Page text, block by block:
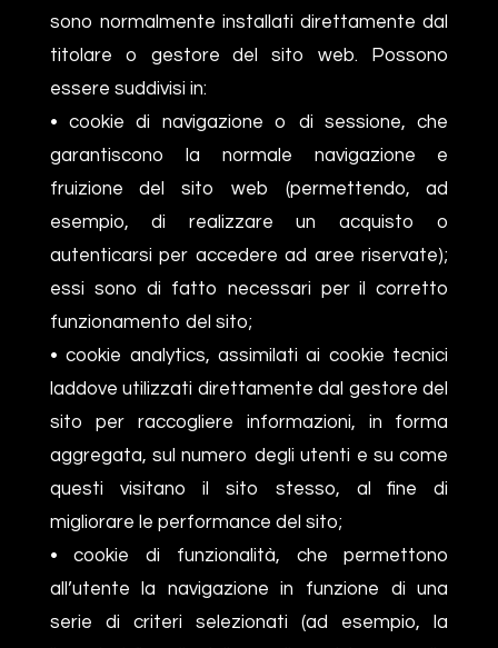
sono normalmente installati direttamente dal
titolare o gestore del sito web. Possono
essere suddivisi in:
• cookie di navigazione o di sessione, che
garantiscono la normale navigazione e
fruizione del sito web (permettendo, ad
esempio, di realizzare un acquisto o
autenticarsi per accedere ad aree riservate);
essi sono di fatto necessari per il corretto
funzionamento del sito;
• cookie analytics, assimilati ai cookie tecnici
laddove utilizzati direttamente dal gestore del
sito per raccogliere informazioni, in forma
aggregata, sul numero degli utenti e su come
questi visitano il sito stesso, al fine di
migliorare le performance del sito;
• cookie di funzionalità, che permettono
all’utente la navigazione in funzione di una
serie di criteri selezionati (ad esempio, la